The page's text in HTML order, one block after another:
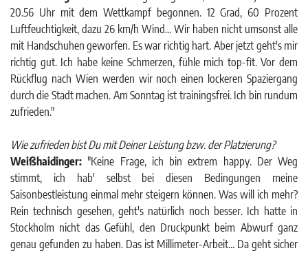
20.56 Uhr mit dem Wettkampf begonnen. 12 Grad, 60 Prozent
Luftfeuchtigkeit, dazu 26 km/h Wind... Wir haben nicht umsonst alle
mit Handschuhen geworfen. Es war richtig hart. Aber jetzt geht's mir
richtig gut. Ich habe keine Schmerzen, fühle mich top-fit. Vor dem
Rückflug nach Wien werden wir noch einen lockeren Spaziergang
durch die Stadt machen. Am Sonntag ist trainingsfrei. Ich bin rundum
zufrieden."
Wie zufrieden bist Du mit Deiner Leistung bzw. der Platzierung?
Weißhaidinger: "Keine Frage, ich bin extrem happy. Der Weg
stimmt, ich hab' selbst bei diesen Bedingungen meine
Saisonbestleistung einmal mehr steigern können. Was will ich mehr?
Rein technisch gesehen, geht's natürlich noch besser. Ich hatte in
Stockholm nicht das Gefühl, den Druckpunkt beim Abwurf ganz
genau gefunden zu haben. Das ist Millimeter-Arbeit... Da geht sicher